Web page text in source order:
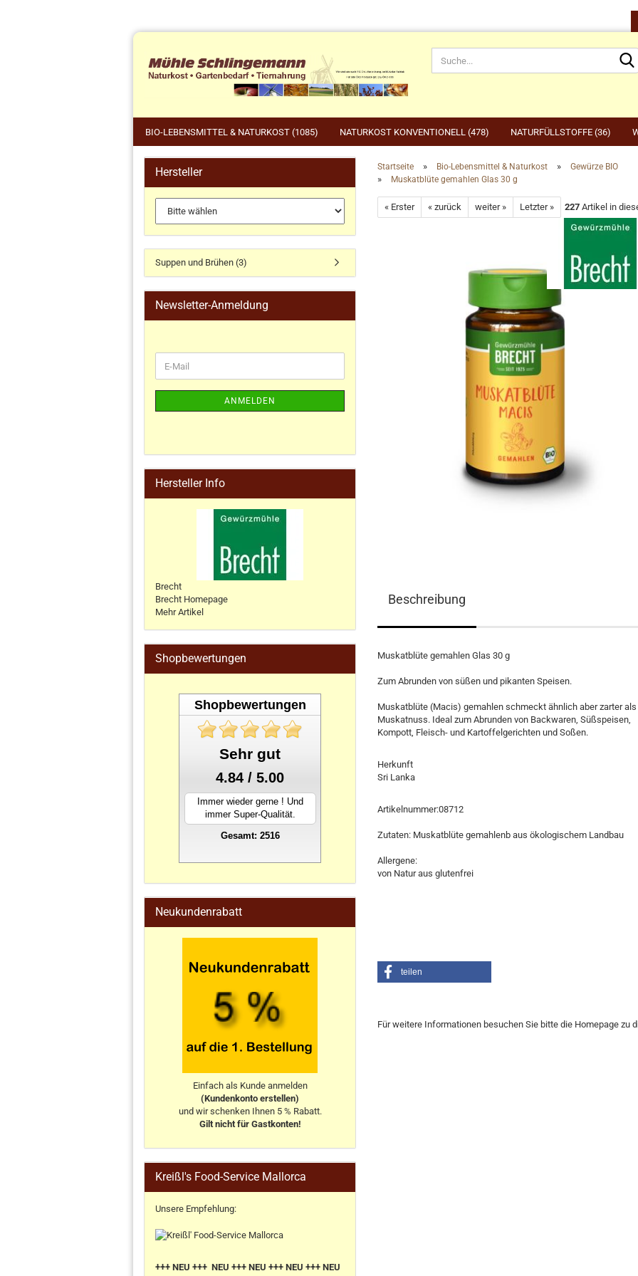
Konto erstellen
Passwort vergessen?
BIO-LEBENSMITTEL & NATURKOST (1085) NATURKOST KONVENTIONELL (478) NATURFÜLLSTOFFE (36)
Küchengeräte und Zubehör
Dr. Haubrich
Koch- und Backbücher
Küchengeräte
Küchenhelfer
Pferdefutter
Wildvogelfutter & Winterfütterung
Compo
Startseite » Bio-Lebensmittel & Naturkost » Gewürze BIO
» Muskatblüte gemahlen Glas 30 g
« Erster « zurück weiter » Letzter » 227 Artikel in
Beschreibung
Muskatblüte gemahlen Glas 30 g
Zum Abrunden von süßen und pikanten Speisen.
Muskatblüte (Macis) gemahlen schmeckt ähnlich aber zarter als
Muskatnuss. Ideal zum Abrunden von Backwaren, Süßspeisen,
Kompott, Fleisch- und Kartoffelgerichten und Soßen.
Herkunft
Sri Lanka
Artikelnummer:08712
Zutaten: Muskatblüte gemahlenb aus ökologischem Landbau
Allergene:
von Natur aus glutenfrei
teilen
Für weitere Informationen besuchen Sie bitte die Homepage zu
Hersteller
Suppen und Brühen (3)
Newsletter-Anmeldung
ANMELDEN
Hersteller Info
Brecht
Brecht Homepage
Mehr Artikel
Shopbewertungen
Shopbewertungen
Sehr gut
4.84 / 5.00
Immer wieder gerne ! Und
immer Super-Qualität.
Gesamt: 2516
Neukundenrabatt
Einfach als Kunde anmelden
(Kundenkonto erstellen)
und wir schenken Ihnen 5 % Rabatt.
Gilt nicht für Gastkonten!
Kreißl's Food-Service Mallorca
Unsere Empfehlung:
+++ NEU +++ NEU +++ NEU +++ NEU +++ NEU